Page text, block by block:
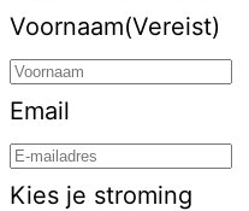
Voornaam(Vereist)
Email
Kies je stroming